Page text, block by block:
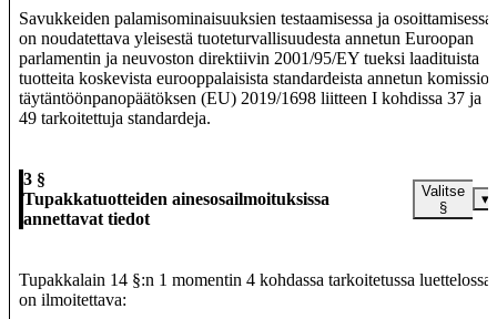
Savukkeiden palamisominaisuuksien testaamisessa ja osoittamisessa
on noudatettava yleisestä tuoteturvallisuudesta annetun Euroopan
parlamentin ja neuvoston direktiivin 2001/95/EY tueksi laadituista
tuotteita koskevista eurooppalaisista standardeista annetun komission
täytäntöönpanopäätöksen (EU) 2019/1698 liitteen I kohdissa 37 ja
49 tarkoitettuja standardeja.
3 §
Tupakkatuotteiden ainesosailmoituksissa
annettavat tiedot
Valitse
§
▾
Tupakkalain 14 §:n 1 momentin 4 kohdassa tarkoitetussa luettelossa
on ilmoitettava: